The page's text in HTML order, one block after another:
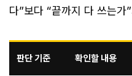
다”보다 “끝까지 다 쓰는가
판단 기준 확인할 내용